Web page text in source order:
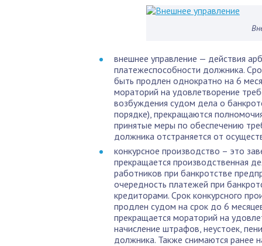
внешнее управление — действия
платежеспособности должника.
быть продлен однократно на 6
мораторий на удовлетворение
возбуждения судом дела о
порядке), прекращаются
принятые меры по обеспечению
должника отстраняется от
конкурсное производство – это
прекращается производственная
работников при банкротстве
очередность платежей при
кредиторами. Срок конкурсного
продлен судом на срок до 6
прекращается мораторий на
начисление штрафов, неустоек,
должника. Также снимаются ранее